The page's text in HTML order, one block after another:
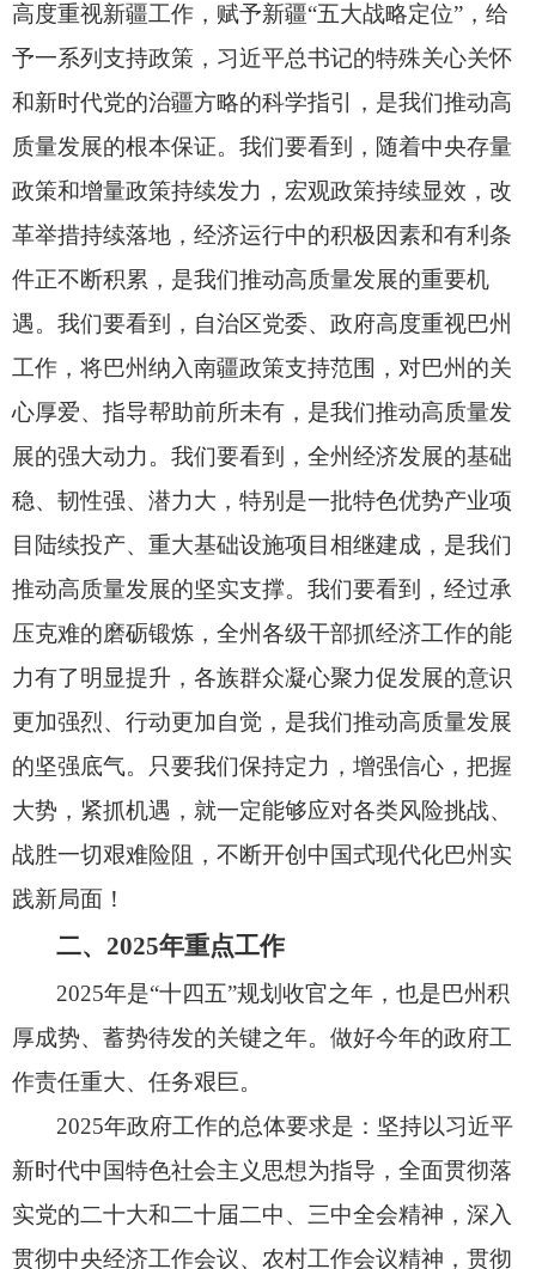
高度重视新疆工作， 赋予新疆“五大战略定位”， 给
予一系列支持政策， 习近平总书记的特殊关心关怀
和新时代党的治疆方略的科学指引， 是我们推动高
质量发展的根本保证。 我们要看到， 随着中央存量
政策和增量政策持续发力， 宏观政策持续显效， 改
革举措持续落地， 经济运行中的积极因素和有利条
件正不断积累， 是我们推动高质量发展的重要机
遇。 我们要看到， 自治区党委、 政府高度重视巴州
工作， 将巴州纳入南疆政策支持范围， 对巴州的关
心厚爱、 指导帮助前所未有， 是我们推动高质量发
展的强大动力。 我们要看到， 全州经济发展的基础
稳、 韧性强、 潜力大， 特别是一批特色优势产业项
目陆续投产、 重大基础设施项目相继建成， 是我们
推动高质量发展的坚实支撑。 我们要看到， 经过承
压克难的磨砺锻炼， 全州各级干部抓经济工作的能
力有了明显提升， 各族群众凝心聚力促发展的意识
更加强烈、 行动更加自觉， 是我们推动高质量发展
的坚强底气。
只要我们保持定力， 增强信心， 把握
大势， 紧抓机遇， 就一定能够应对各类风险挑战、
战胜一切艰难险阻， 不断开创中国式现代化巴州实
践新局面！
二、2025年重点工作
2025年是“十四五”规划收官之年，也是巴州积
厚成势、 蓄势待发的关键之年。 做好今年的政府工
作责任重大、 任务艰巨。
2025年政府工作的总体要求是：坚持以习近平
新时代中国特色社会主义思想为指导， 全面贯彻落
实党的二十大和二十届二中、 三中全会精神， 深入
贯彻中央经济工作会议、 农村工作会议精神， 贯彻